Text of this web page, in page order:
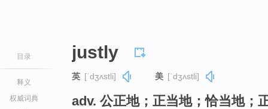
目录
释义
权威词典
justly
英 [ˈdʒʌstli] 美 [ˈdʒʌstli]
adv. 公正地；正当地；恰当地；